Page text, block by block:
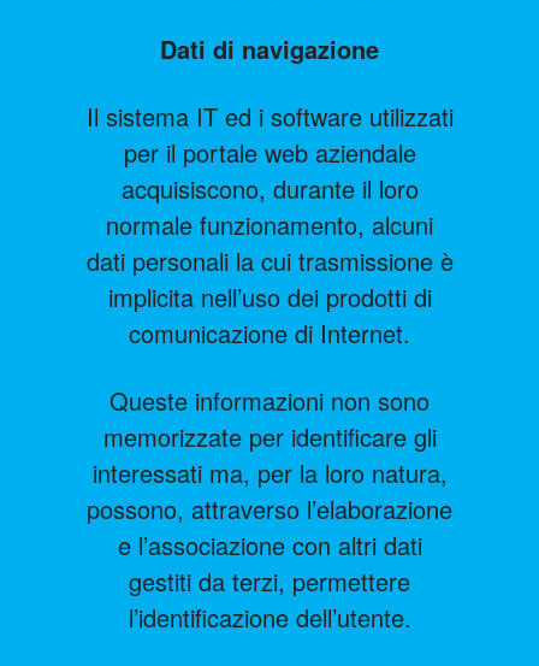
Dati di navigazione
Il sistema IT ed i software utilizzati
per il portale web aziendale
acquisiscono, durante il loro
normale funzionamento, alcuni
dati personali la cui trasmissione è
implicita nell’uso dei prodotti di
comunicazione di Internet.
Queste informazioni non sono
memorizzate per identificare gli
interessati ma, per la loro natura,
possono, attraverso l’elaborazione
e l’associazione con altri dati
gestiti da terzi, permettere
l’identificazione dell’utente.